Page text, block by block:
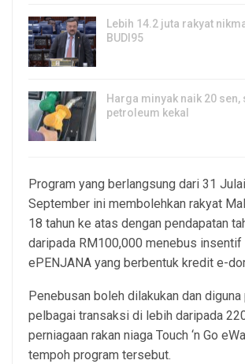
Lebih 14.2 juta rakyat
BUDI95
Harga minyak naik 20 sen,
petroleum kekal
Program yang berlangsung dari 31
September ini membolehkan rakyat
18 tahun ke atas dengan pendapatan
daripada RM100,000 menebus insentif
ePENJANA yang berbentuk kredit e-
Penebusan boleh dilakukan dan diguna
pelbagai transaksi di lebih daripada
perniagaan rakan niaga Touch ‘n Go
tempoh program tersebut.